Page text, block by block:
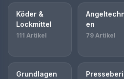
Köder &
Lockmittel
111 Artikel
en
79 Artikel
Grundlagen